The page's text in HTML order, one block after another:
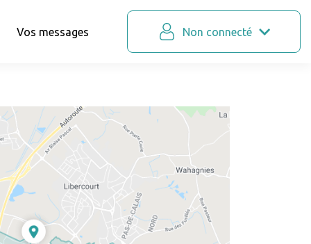
Vos messages Non connecté